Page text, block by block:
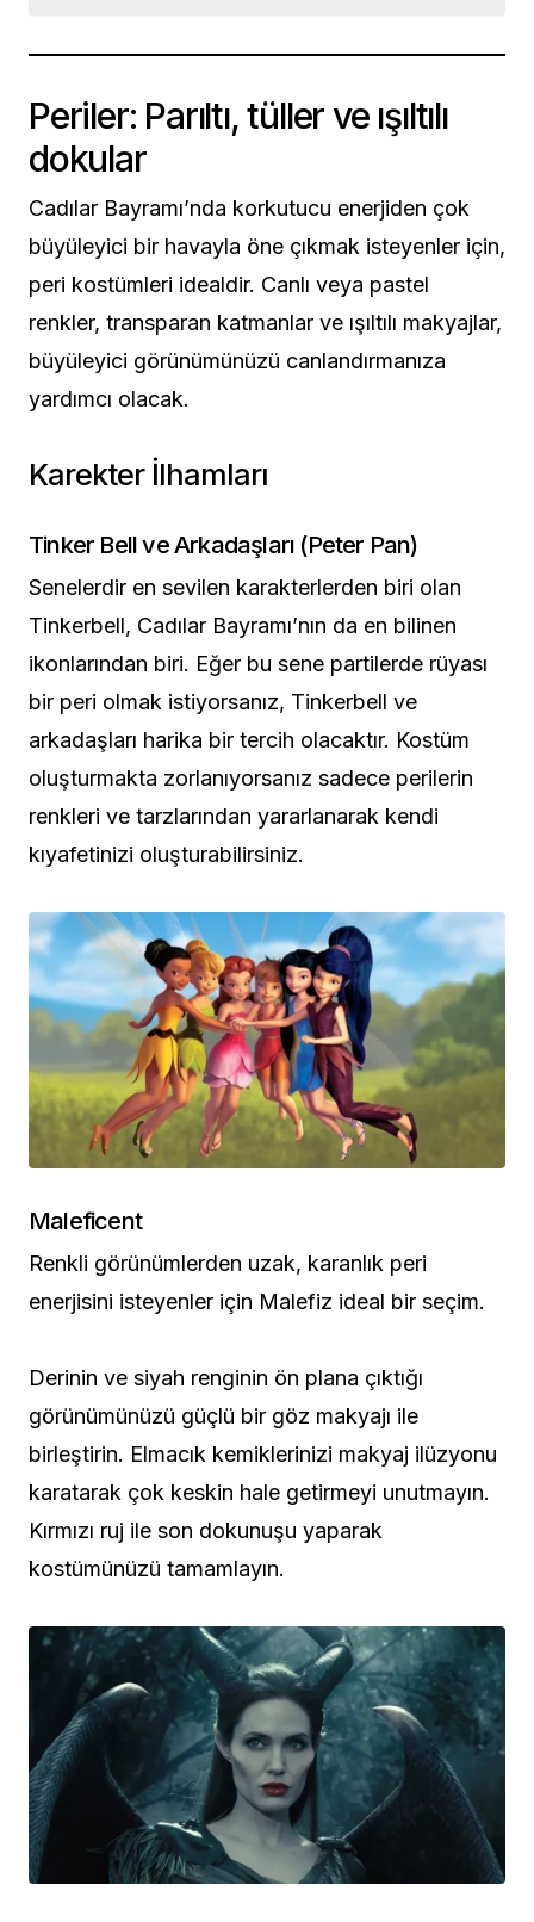
Periler: Parıltı, tüller ve ışıltılı
dokular
Cadılar Bayramı’nda korkutucu enerjiden çok
büyüleyici bir havayla öne çıkmak isteyenler için,
peri kostümleri idealdir. Canlı veya pastel
renkler, transparan katmanlar ve ışıltılı makyajlar,
büyüleyici görünümünüzü canlandırmanıza
yardımcı olacak.
Karekter İlhamları
Tinker Bell ve Arkadaşları (Peter Pan)
Senelerdir en sevilen karakterlerden biri olan
Tinkerbell, Cadılar Bayramı’nın da en bilinen
ikonlarından biri. Eğer bu sene partilerde rüyası
bir peri olmak istiyorsanız, Tinkerbell ve
arkadaşları harika bir tercih olacaktır. Kostüm
oluşturmakta zorlanıyorsanız sadece perilerin
renkleri ve tarzlarından yararlanarak kendi
kıyafetinizi oluşturabilirsiniz.
Maleficent
Renkli görünümlerden uzak, karanlık peri
enerjisini isteyenler için Malefiz ideal bir seçim.
Derinin ve siyah renginin ön plana çıktığı
görünümünüzü güçlü bir göz makyajı ile
birleştirin. Elmacık kemiklerinizi makyaj ilüzyonu
karatarak çok keskin hale getirmeyi unutmayın.
Kırmızı ruj ile son dokunuşu yaparak
kostümünüzü tamamlayın.